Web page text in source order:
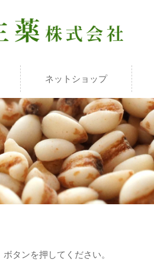
ネットショップ
タンを押してください。